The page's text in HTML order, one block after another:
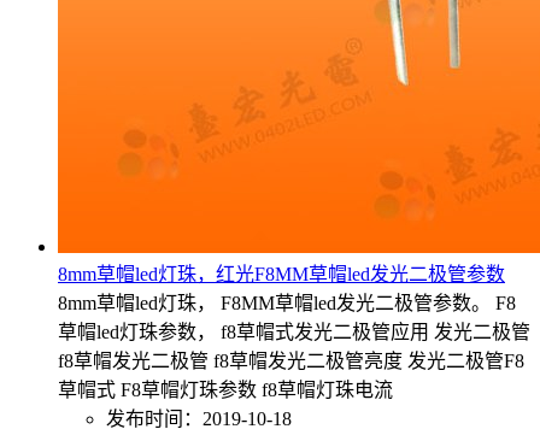
8mm草帽led灯珠，红光F8MM草帽led发光二极管参数
8mm草帽led灯珠， F8MM草帽led发光二极管参数。 F8
草帽led灯珠参数， f8草帽式发光二极管应用 发光二极管
f8草帽发光二极管 f8草帽发光二极管亮度 发光二极管F8
草帽式 F8草帽灯珠参数 f8草帽灯珠电流
发布时间：2019-10-18